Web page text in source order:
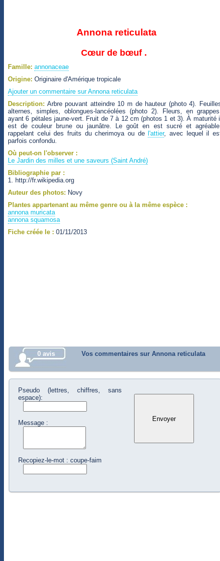
Annona reticulata
Cœur de bœuf .
Famille: annonaceae
Origine: Originaire d'Amérique tropicale
Ajouter un commentaire sur Annona reticulata
Description: Arbre pouvant atteindre 10 m de hauteur (photo 4).
alternes, simples, oblongues-lancéolées (photo 2). Fleurs, en
ayant 6 pétales jaune-vert. Fruit de 7 à 12 cm (photos 1 et 3). À maturité
est de couleur brune ou jaunâtre. Le goût en est sucré et
rappelant celui des fruits du cherimoya ou de l'attier, avec lequel il
parfois confondu.
Où peut-on l'observer :
Le Jardin des milles et une saveurs (Saint André)
Bibliographie par :
1. http://fr.wikipedia.org
Auteur des photos: Novy
Plantes appartenant au même genre ou à la même espèce :
annona muricata
annona squamosa
Fiche créée le : 01/11/2013
0 avis Vos commentaires sur Annona reticulata
Pseudo (lettres, chiffres, sans
espace):
Message :
Recopiez-le-mot : coupe-faim